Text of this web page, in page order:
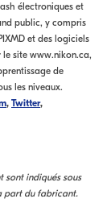
électroniques et
public, y compris
et des logiciels
le site www.nikon.ca,
de
les niveaux.
, Twitter,
sont indiqués sous
part du fabricant.